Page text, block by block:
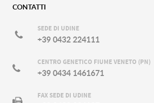
CONTATTI
SEDE DI UDINE
+39 0432 224111
CENTRO GENETICO FIUME VENETO (PN)
+39 0434 1461671
FAX SEDE DI UDINE